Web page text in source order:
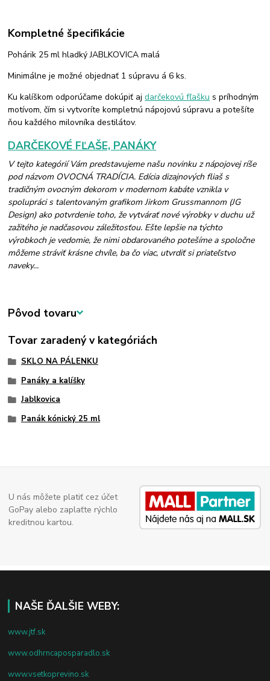
Kompletné špecifikácie
Pohárik 25 ml hladký JABLKOVICA malá
Minimálne je možné objednať 1 súpravu á 6 ks.
Ku kalíškom odporúčame dokúpiť ajdarčekovú fľašku s príhodným
motívom, čím si vytvoríte kompletnú nápojovú súpravu a potešíte
ňou každého milovníka destilátov.
DARČEKOVÉ FĽAŠE, PANÁKY
V tejto kategórií Vám predstavujeme našu novinku z nápojovej ríše
pod názvom OVOCNÁ TRADÍCIA. Edícia dizajnových fliaš s
tradičným ovocným dekorom v modernom kabáte vznikla v
spolupráci s talentovaným grafikom Jirkom Grussmannom (JG
Design) ako potvrdenie toho, že vytvárať nové výrobky v duchu už
zažitého je nadčasovou záležitosťou. Ešte lepšie na týchto
výrobkoch je vedomie, že nimi obdarovaného potešíme a spoločne
môžeme stráviť krásne chvíle, ba čo viac, utvrdiť si priateľstvo
naveky...
Pôvod tovaru
Tovar zaradený v kategóriách
SKLO NA PÁLENKU
Panáky a kalíšky
Jablkovica
Panák kónický 25 ml
U nás môžete platiť cez účet
GoPay alebo zaplaťte rýchlo
kreditnou kartou.
NAŠE ĎALŠIE WEBY:
www.jtf.sk
www.odhrncaposparadlo.sk
www.vsetkoprevino.sk